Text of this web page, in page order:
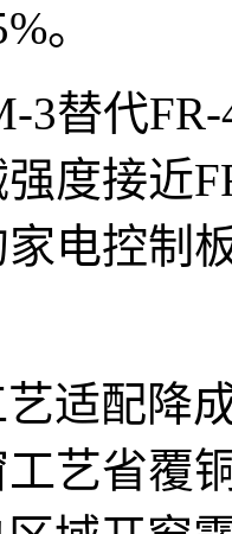
。
3替代FR-
度接近
电控制
艺适配降
艺省覆